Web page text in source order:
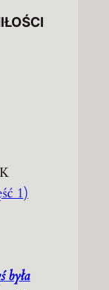
1)
była